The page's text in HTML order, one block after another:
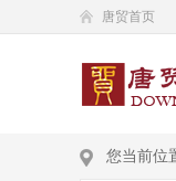
唐贸首页
您当前位